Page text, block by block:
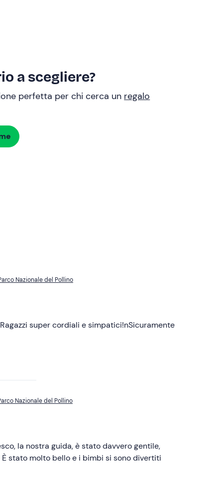
a scegliere?
perfetta per chi cerca un regalo
Nazionale del Pollino
super cordiali e simpatici!nSicuramente
Nazionale del Pollino
la nostra guida, è stato davvero gentile,
stato molto bello e i bimbi si sono divertiti